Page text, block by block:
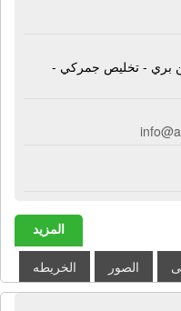
- تخليص جمركي -
المزيد
الصور الخريطه